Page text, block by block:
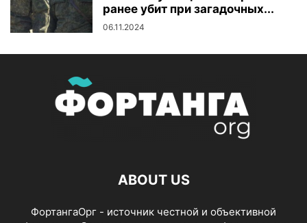
ранее убит при загадочных...
06.11.2024
ABOUT US
ФортангаОрг - источник честной и объективной